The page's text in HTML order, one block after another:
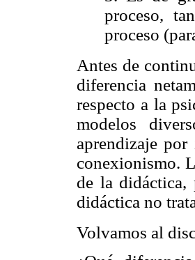
proceso,
proceso
Antes de
diferencia
respecto a la
modelos
aprendizaje
conexionismo.
de la didáctica,
didáctica no
Volvamos al